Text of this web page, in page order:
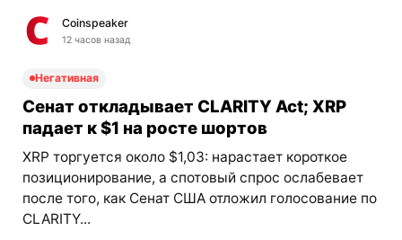
Coinspeaker
12 часов назад
Негативная
Сенат откладывает CLARITY Act; XRP
падает к $1 на росте шортов
XRP торгуется около $1,03: нарастает короткое
позиционирование, а спотовый спрос ослабевает
после того, как Сенат США отложил голосование по
CLARITY...